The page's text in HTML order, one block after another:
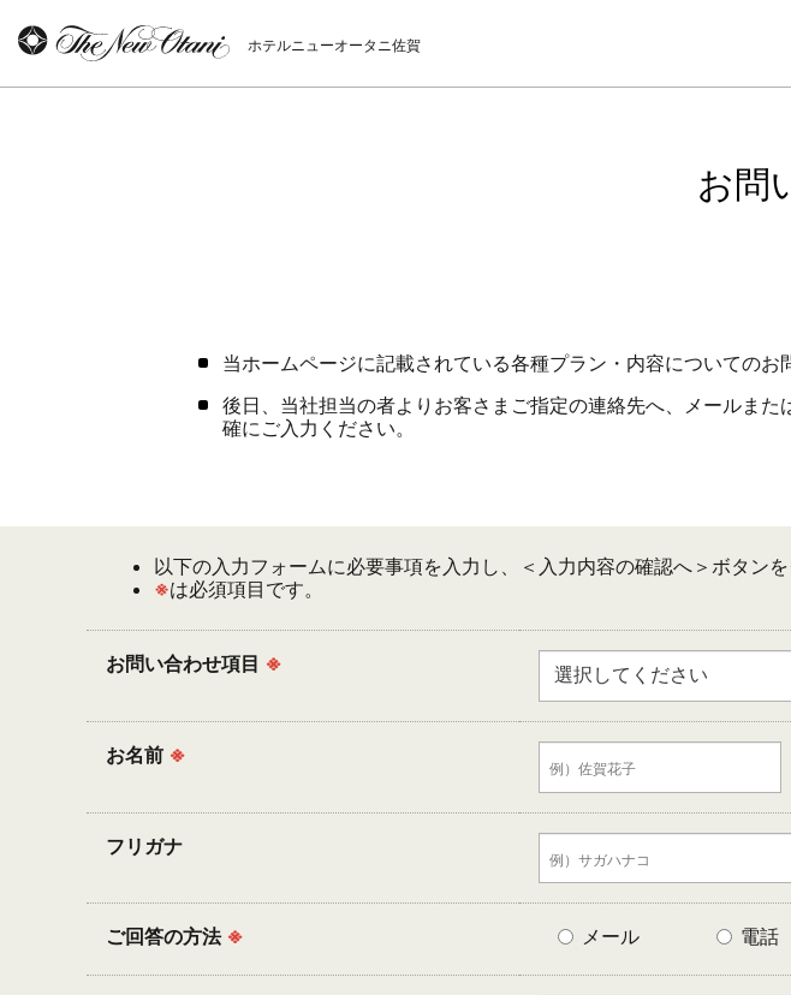
ホテルニューオータニ佐賀
お問
当ホームページに記載されている各種プラン・内容についてのお
後日、当社担当の者よりお客さまご指定の連絡先へ、メールま
確にご入力ください。
以下の入力フォームに必要事項を入力し、＜入力内容の確認へ＞ボタンを
※は必須項目です。
お問い合わせ項目 ※
お名前 ※
フリガナ
ご回答の方法 ※ メール 電話